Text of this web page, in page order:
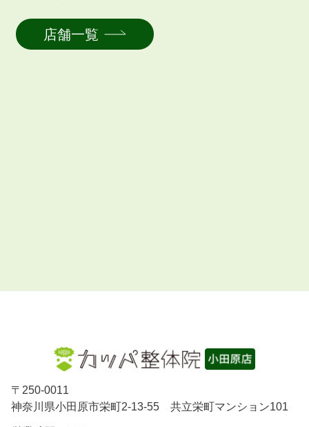
店舗一覧
〒 250-0011
神奈川県小田原市栄町2-13-55 共立栄町マンション101